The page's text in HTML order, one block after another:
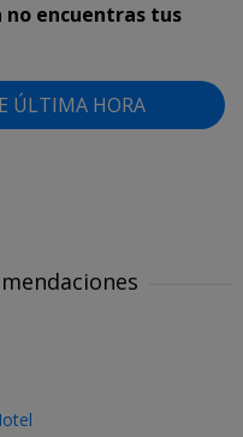
no encuentras tus
ÚLTIMA HORA